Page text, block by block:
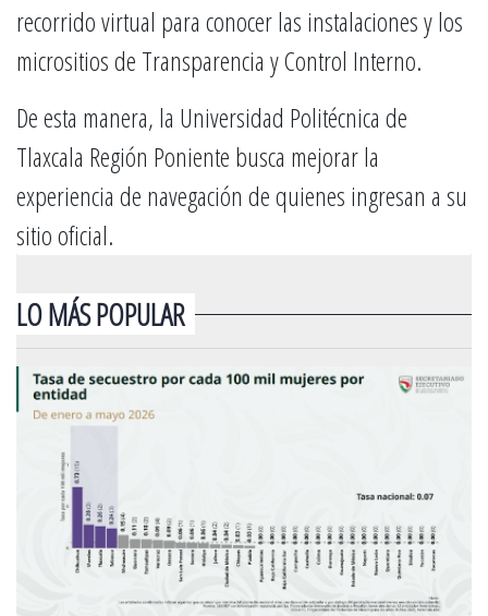
recorrido virtual para conocer las instalaciones y los
micrositios de Transparencia y Control Interno.
De esta manera, la Universidad Politécnica de
Tlaxcala Región Poniente busca mejorar la
experiencia de navegación de quienes ingresan a su
sitio oficial.
LO MÁS POPULAR